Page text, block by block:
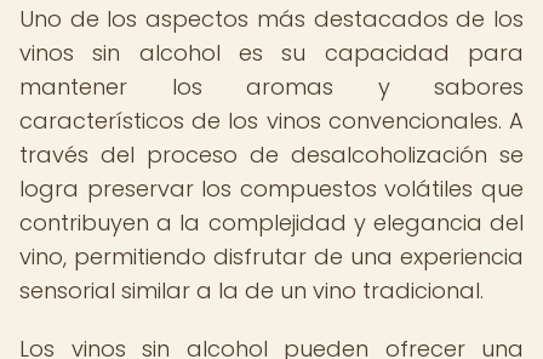
Uno de los aspectos más destacados de los
vinos sin alcohol es su capacidad para
mantener los aromas y sabores
característicos de los vinos convencionales. A
través del proceso de desalcoholización se
logra preservar los compuestos volátiles que
contribuyen a la complejidad y elegancia del
vino, permitiendo disfrutar de una experiencia
sensorial similar a la de un vino tradicional.
Los vinos sin alcohol pueden ofrecer una